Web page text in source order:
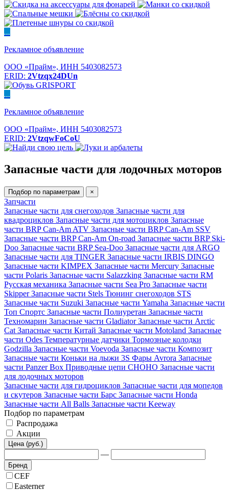
...
Рекламное объявление
ООО «Прайм», ИНН 5403082573
ERID: 2Vtzqx24DUn
...
Рекламное объявление
ООО «Прайм», ИНН 5403082573
ERID: 2VtzqwFoCoU
Запасные части для лодочных моторов
Подбор по параметрам ×
Запчасти
Запасные части для снегоходов Запасные части для
квадроциклов Запасные части для мотоциклов Запасные
части BRP Can-Am ATV Запасные части BRP Can-Am SSV
Запасные части BRP Can-Am On-road Запасные части BRP Ski-
Doo Запасные части BRP Sea-Doo Запасные части для ARGO
Запасные части для TINGER Запасные части IRBIS DINGO
Запасные части KIMPEX Запасные части Mercury Запасные
части Polaris Запасные части Salazzking Запасные части RM
Русская механика Запасные части Sea Pro Запасные части
SkipperЗапасные части Stels Тюнинг снегоходов STS
Запасные части Suzuki Запасные части Yamaha Запасные части
Топ Спортс Запасные части Полиуретан Запасные части
Техномарин Запасные части GladiatorЗапасные части Arctic
Cat Запасные части Китай Запасные части Motoland Запасные
части Odes Температурные датчики Тормозные колодки
Godzilla Запасные части Voevoda Запасные части Композит
Запасные части Коньки на лыжи 3S Фары Avrora Запасные
части Panzer Box Приводные цепи CHOHO Запасные части
для лодочных моторов
Запасные части для гидроциклов Запасные части для мопедов
и скутеров Запасные части Барс Запасные части Honda
Запасные части All Balls Запасные части Keeway
Подбор по параметрам
Распродажа
Акции
Цена (руб.)
—
Бренд
CEF
Easterner